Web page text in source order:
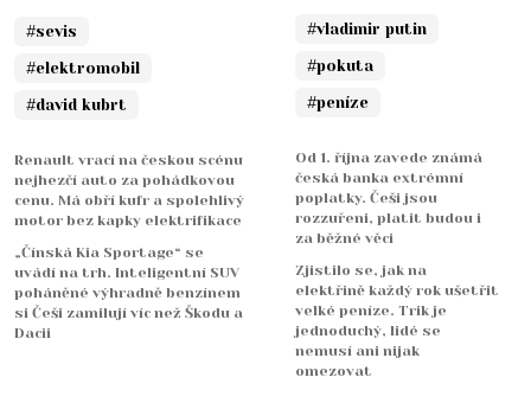
#sevis
#elektromobil
#david kubrt
Renault vrací na českou scénu
nejhezčí auto za pohádkovou
cenu. Má obří kufr a spolehlivý
motor bez kapky elektrifikace
„Čínská Kia Sportage“ se
uvádí na trh. Inteligentní SUV
poháněné výhradně benzínem
si Češi zamilují víc než Škodu a
Dacii
#vladimir putin
#pokuta
#peníze
Od 1. října zavede známá
česká banka extrémní
poplatky. Češi jsou
rozzuřeni, platit budou i
za běžné věci
Zjistilo se, jak na
elektřině každý rok ušetřit
velké peníze. Trik je
jednoduchý, lidé se
nemusí ani nijak
omezovat